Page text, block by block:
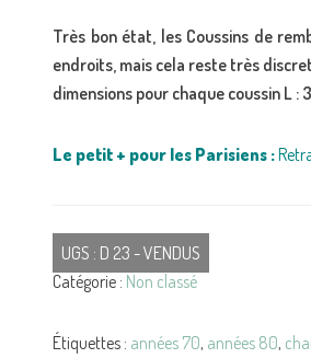
Très bon état, les Coussins de
endroits, mais cela reste très
dimensions pour chaque coussin L :
Le petit + pour les Parisiens :
UGS : D 23 - VENDUS
Catégorie : Non classé
Étiquettes : années 70, années 80,